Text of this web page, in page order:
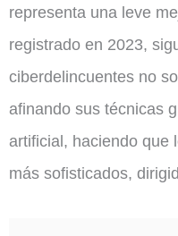
representa una leve
registrado en 2023,
ciberdelincuentes no
afinando sus técnicas
artificial, haciendo que
más sofisticados,